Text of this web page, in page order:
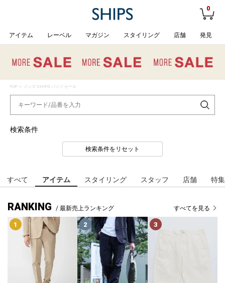
0
アイテム レーベル マガジン スタイリング 店舗 発見
TOP > メンズ SHIPS パンツ セール
検索条件
検索条件をリセット
すべて アイテム スタイリング スタッフ 店舗 特集
RANKING / 最新売上ランキング すべてを見る